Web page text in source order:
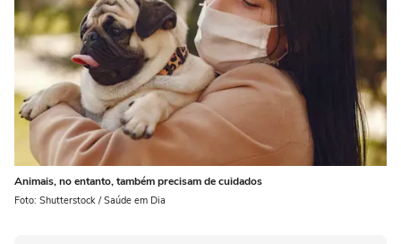
Animais, no entanto, também precisam de cuidados
Foto: Shutterstock / Saúde em Dia